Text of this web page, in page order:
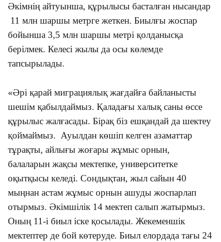
Әкімнің айтуынша, құрылысы басталған нысандар
11 млн шаршы метрге жеткен. Биылғы жоспар
бойынша 3,5 млн шаршы метрі қолданысқа
берілмек. Келесі жылы да осы көлемде
тапсырылады.
«Әрі қарай миграциялық жағдайға байланысты
шешім қабылдаймыз. Қаладағы халық саны өссе
құрылыс жалғасады. Бірақ біз ешқандай да шектеу
қоймаймыз. Ауылдан көшіп келген азаматтар
тұрақты, айлығы жоғары жұмыс орнын,
балаларын жақсы мектепке, университетке
оқытқысы келеді. Сондықтан, жыл сайын 40
мыңнан астам жұмыс орнын ашуды жоспарлап
отырмыз. Әкімшілік 14 мектеп салып жатырмыз.
Оның 11-і биыл іске қосылады. Жекеменшік
мектептер де бой көтеруде. Биыл елордада тағы 24